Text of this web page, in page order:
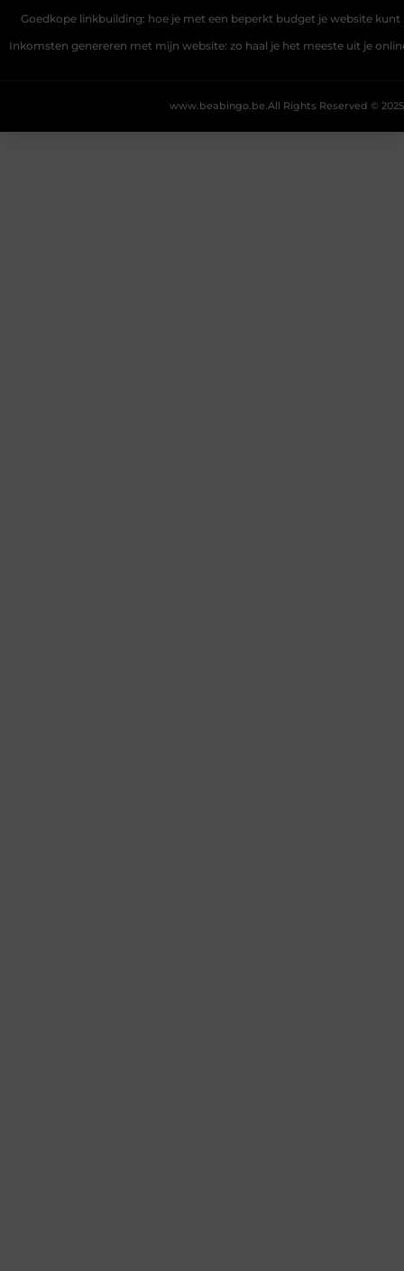
Goedkope linkbuilding: hoe je met een beperkt budget je website kunt
Inkomsten genereren met mijn website: zo haal je het meeste uit je
All Rights Reserved © 2025
www.beabingo.be.